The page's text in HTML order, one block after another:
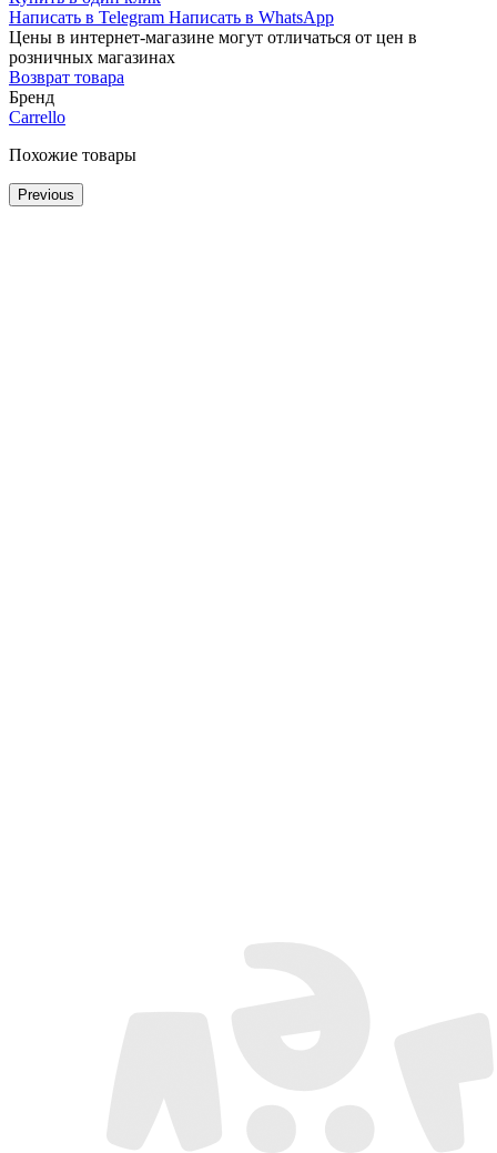
Написать в Telegram Написать в WhatsApp
Цены в интернет-магазине могут отличаться от цен в
розничных магазинах
Возврат товара
Бренд
Carrello
Похожие товары
Previous